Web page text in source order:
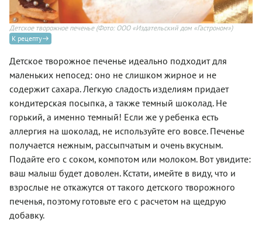
Детское творожное печенье(Фото: ООО «Издательский дом «Гастроном»)
К рецепту
Детское творожное печенье идеально подходит для
маленьких непосед: оно не слишком жирное и не
содержит сахара. Легкую сладость изделиям придает
кондитерская посыпка, а также темный шоколад. Не
горький, а именно темный! Если же у ребенка есть
аллергия на шоколад, не используйте его вовсе. Печенье
получается нежным, рассыпчатым и очень вкусным.
Подайте его с соком, компотом или молоком. Вот увидите:
ваш малыш будет доволен. Кстати, имейте в виду, что и
взрослые не откажутся от такого детского творожного
печенья, поэтому готовьте его с расчетом на щедрую
добавку.